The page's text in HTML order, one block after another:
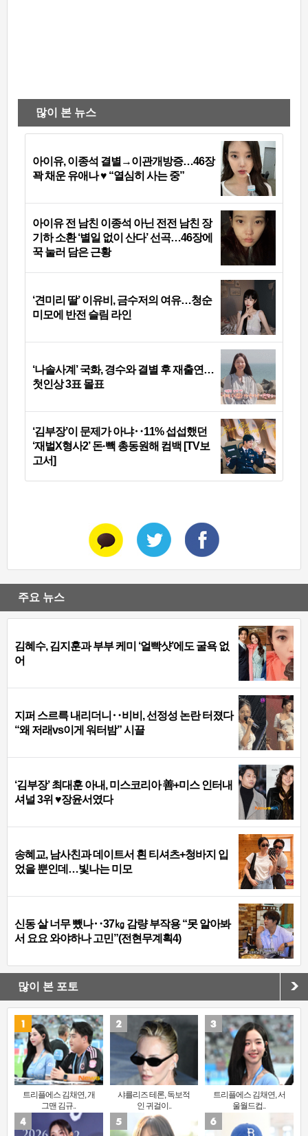
많이 본 뉴스
아이유, 이종석 결별→이관개방증…46장
꽉 채운 유애나 ♥ “열심히 사는 중”
아이유 전 남친 이종석 아닌 전전 남친 장
기하 소환 ‘별일 없이 산다’ 선곡…46장에
꾹 눌러 담은 근황
‘견미리 딸’ 이유비, 금수저의 여유…청순
미모에 반전 슬림 라인
‘나솔사계’ 국화, 경수와 결별 후 재출연…
첫인상 3표 몰표
‘김부장’이 문제가 아냐‥11% 섭섭했던
‘재벌X형사2’ 돈·빽 총동원해 컴백 [TV보
고서]
주요 뉴스
김혜수, 김지훈과 부부 케미 ‘얼빡샷’에도 굴욕 없
어
지퍼 스르륵 내리더니‥비비, 선정성 논란 터졌다
“왜 저래vs이게 워터밤” 시끌
‘김부장’ 최대훈 아내, 미스코리아 善+미스 인터내
셔널 3위 ♥장윤서였다
송혜교, 남사친과 데이트서 흰 티셔츠+청바지 입
었을 뿐인데…빛나는 미모
신동 살 너무 뺐나‥37㎏ 감량 부작용 “못 알아봐
서 요요 와야하나 고민”(전현무계획4)
많이 본 포토
트리플에스 김채연, 개
그맨 김규..
샤를리즈 테론, 독보적
인 귀걸이..
트리플에스 김채연, 서
울월드컵..